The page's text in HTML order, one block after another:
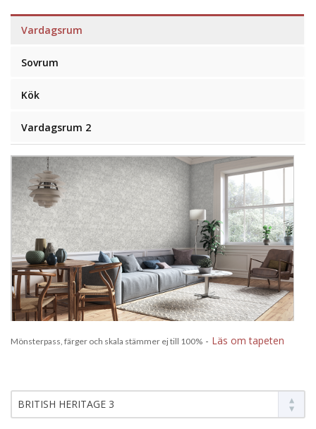
Vardagsrum
Sovrum
Kök
Vardagsrum 2
Mönsterpass, färger och skala stämmer ej till 100% - Läs om tapeten
BRITISH HERITAGE 3